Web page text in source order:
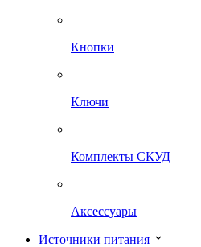
Кнопки
Ключи
Комплекты СКУД
Аксессуары
Источники питания